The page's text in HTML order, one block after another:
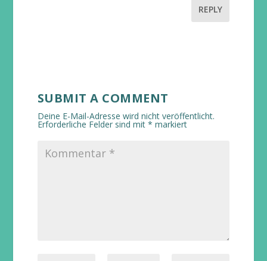
REPLY
SUBMIT A COMMENT
Deine E-Mail-Adresse wird nicht veröffentlicht.
Erforderliche Felder sind mit * markiert